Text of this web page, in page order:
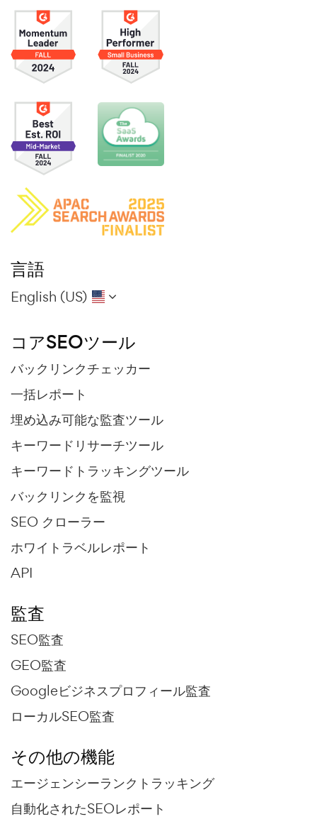
言語
English (US)
コアSEOツール
バックリンクチェッカー
一括レポート
埋め込み可能な監査ツール
キーワードリサーチツール
キーワードトラッキングツール
バックリンクを監視
SEO クローラー
ホワイトラベルレポート
API
監査
SEO監査
GEO監査
Googleビジネスプロフィール監査
ローカルSEO監査
その他の機能
エージェンシーランクトラッキング
自動化されたSEOレポート